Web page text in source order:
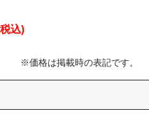
込)
※価格は掲載時の表記です。